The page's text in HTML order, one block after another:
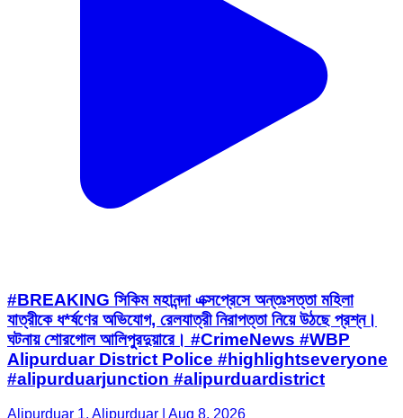
#BREAKING সিকিম মহানন্দা এক্সপ্রেসে অন্তঃসত্তা মহিলা
যাত্রীকে ধ*র্ষণের অভিযোগ, রেলযাত্রী নিরাপত্তা নিয়ে উঠছে প্রশ্ন।
ঘটনায় শোরগোল আলিপুরদুয়ারে। #CrimeNews #WBP
Alipurduar District Police #highlightseveryone
#alipurduarjunction #alipurduardistrict
Alipurduar 1, Alipurduar | Aug 8, 2026